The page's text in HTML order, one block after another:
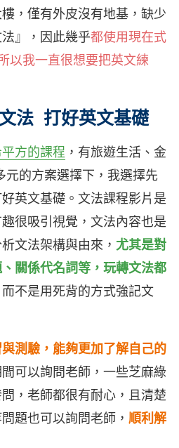
，僅有外皮沒有地基，缺少
』，因此幾乎都使用現在式
以我一直很想要把英文練
法 打好英文基礎
方的課程 ，有旅遊生活、金
的方案選擇下，我選擇先
英文基礎。文法課程影片是
很吸引視覺，文法內容也是
文法架構與由來， 尤其是對
關係代名詞等，玩轉文法都
而不是用死背的方式強記文
測驗，能夠更加了解自己的
間可以詢問老師，一些芝麻綠
，老師都很有耐心，且清楚
題也可以詢問老師， 順利解